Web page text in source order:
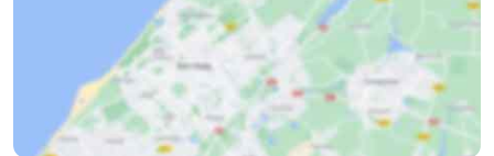
Brouwershaven
Bruinisse
-